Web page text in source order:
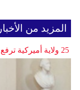
المزيد من الأخبار
25 ولاية أميركية ترفع دعوى ضد ترامب بسبب الرسوم الجمركية